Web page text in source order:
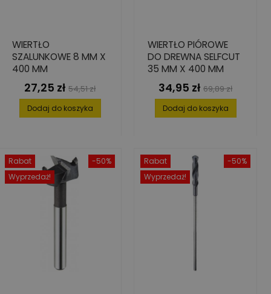
WIERTŁO
SZALUNKOWE 8 MM X
400 MM
Cena
27,25 zł Cena
podstawowa
54,51 zł
Dodaj do koszyka
WIERTŁO PIÓROWE
DO DREWNA SELFCUT
35 MM X 400 MM
Cena
34,95 zł Cena
podstawowa
69,89 zł
Dodaj do koszyka
-50%
Rabat
Wyprzedaż!
-50%
Rabat
Wyprzedaż!